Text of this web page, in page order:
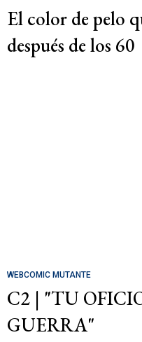
El color de pelo
después de los 60
WEBCOMIC MUTANTE
C2 | "TU
GUERRA"